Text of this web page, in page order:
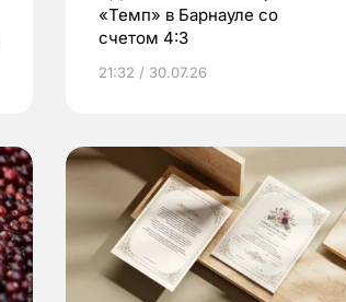
«Темп» в Барнауле со
счетом 4:3
21:32 / 30.07.26